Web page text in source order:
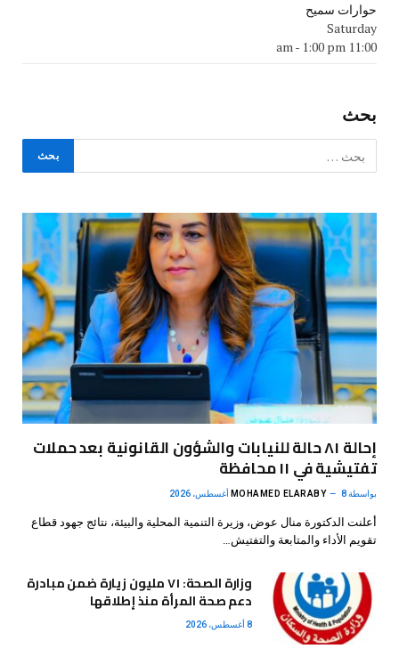
حوارات سميح
Saturday
11:00 am
- 1:00 pm
بحث
إحالة ٨١ حالة للنيابات والشؤون القانونية بعد حملات
تفتيشية في ١١ محافظة
بواسطة MOHAMED ELARABY 8 أغسطس، 2026
أعلنت الدكتورة منال عوض، وزيرة التنمية المحلية والبيئة، نتائج جهود قطاع
تقويم الأداء والمتابعة والتفتيش…
وزارة الصحة: ٧١ مليون زيارة ضمن مبادرة
دعم صحة المرأة منذ إطلاقها
8 أغسطس، 2026